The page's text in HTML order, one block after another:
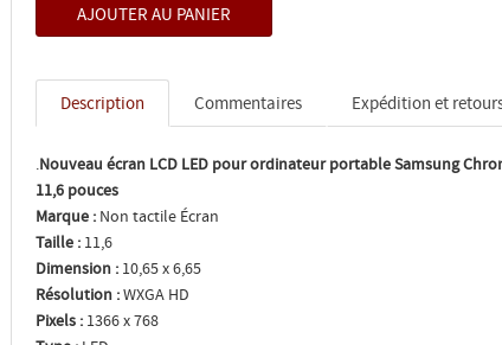
Description Commentaires Expédition et
.Nouveau écran LCD LED pour ordinateur portable Samsung
11,6 pouces
Marque : Non tactile Écran
Taille : 11,6
Dimension : 10,65 x 6,65
Résolution :WXGA HD
Pixels : 1366 x 768